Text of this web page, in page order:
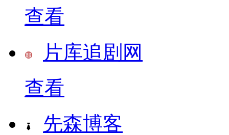
查看
片库追剧网
查看
先森博客